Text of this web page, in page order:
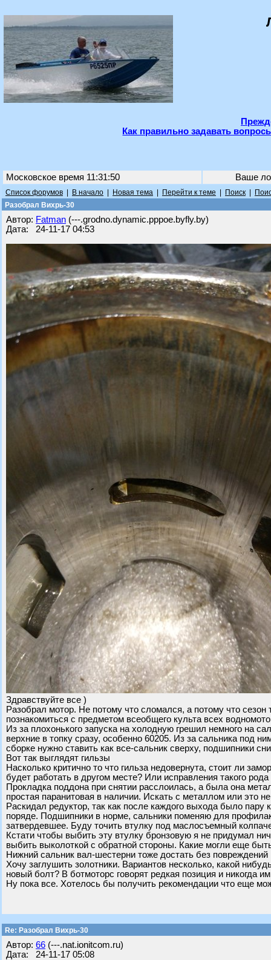
Как правильно задавать
Московское время 11:31:50 Ваше
Список форумов В начало Новая тема Перейти к теме Поиск
Разобрал Вихрь-30
Автор: Fatman (---.grodno.dynamic.pppoe.byfly.by)
Дата: 24-11-17 04:53
Здравствуйте все )
Разобрал мотор. Не потому что сломался, а потому что
познакомиться с предметом всеобщего культа всех
Из за плохонького запуска на холодную грешил немного на
верхние в топку сразу, особенно 60205. Из за сальника под
сборке нужно ставить как все-сальник сверху, подшипники
Вот так выглядят гильзы
Насколько критично то что гильза недовернута, стоит ли
будет работать в другом месте? Или исправления такого
Прокладка поддона при снятии расслоилась, а была она
простая паранитовая в наличии. Искать с металлом или это
Раскидал редуктор, так как после каждого выхода было
поряде. Подшипники в норме, сальники поменяю для
затвердевшее. Буду точить втулку под маслосъемный
Кстати чтобы выбить эту втулку бронзовую я не придумал
выбить выколоткой с обратной стороны. Какие могли еще
Нижний сальник вал-шестерни тоже достать без
Хочу заглушить золотники. Вариантов несколько, какой
новый болт? В ботмоторс говорят редкая позиция и никогда
Ну пока все. Хотелось бы получить рекомендации что еще
Re: Разобрал Вихрь-30
Автор: 66 (---.nat.ionitcom.ru)
Дата: 24-11-17 05:08